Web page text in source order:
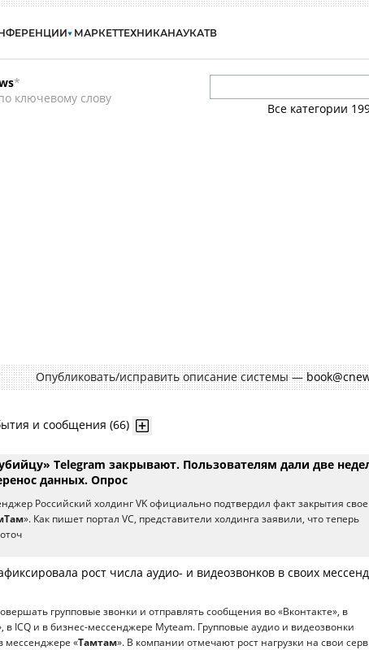
МАРКЕТТЕХНИКАНАУКАТВ
*
ключевому слову
Все категории
Опубликовать/исправить описание системы —
и сообщения (66)
Telegram закрывают. Пользователям дали две
данных. Опрос
Российский холдинг VK официально подтвердил факт закрытия
». Как пишет портал VC, представители холдинга заявили, что теперь
рост числа аудио- и видеозвонков в своих
групповые звонки и отправлять сообщения во «Вконтакте», в
в ICQ и в бизнес-мессенджере Myteam. Групповые аудио и видеозвонки
мессенджере «Тамтам». В компании отмечают рост нагрузки на свои